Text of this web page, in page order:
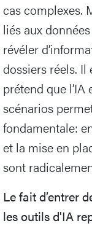
cas complexes.
liés aux
révéler
dossiers réels.
prétend que
scénarios
fondamentale:
et la mise en
sont
Le fait d’entrer
les outils d'IA